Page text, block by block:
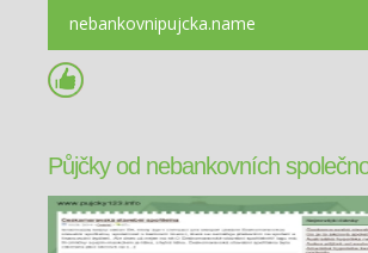
nebankovnipujcka.name
Půjčky od nebankovních